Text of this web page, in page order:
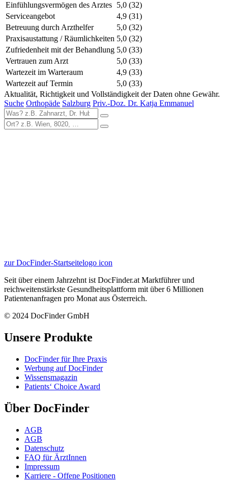
Einfühlungsvermögen des Arztes 5,0 (32)
Serviceangebot
4,9 (31)
Betreuung durch Arzthelfer
5,0 (32)
Praxisaustattung / Räumlichkeiten 5,0 (32)
Zufriedenheit mit der Behandlung 5,0 (33)
Vertrauen zum Arzt
5,0 (33)
Wartezeit im Warteraum
4,9 (33)
Wartezeit auf Termin
5,0 (33)
Aktualität, Richtigkeit und Vollständigkeit der Daten ohne Gewähr.
Suche Orthopäde Salzburg Priv.-Doz. Dr. Katja Emmanuel
zur DocFinder-Startseitelogo icon
Seit über einem Jahrzehnt ist DocFinder.at Marktführer und
reichweitenstärkste Gesundheitsplattform mit über 6 Millionen
Patientenanfragen pro Monat aus Österreich.
© 2024 DocFinder GmbH
Unsere Produkte
DocFinder für Ihre Praxis
Werbung auf DocFinder
Wissensmagazin
Patients‘ Choice Award
Über DocFinder
AGB
AGB
Datenschutz
FAQ für ÄrztInnen
Impressum
Karriere - Offene Positionen